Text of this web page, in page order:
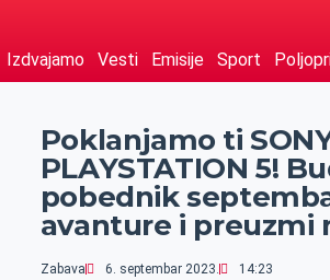
Izdvajamo Vesti Emisije Sport
Poklanjamo ti
PLAYSTATION 5!
pobednik
avanture i preuzmi
Zabava 6. septembar 2023. 14:23